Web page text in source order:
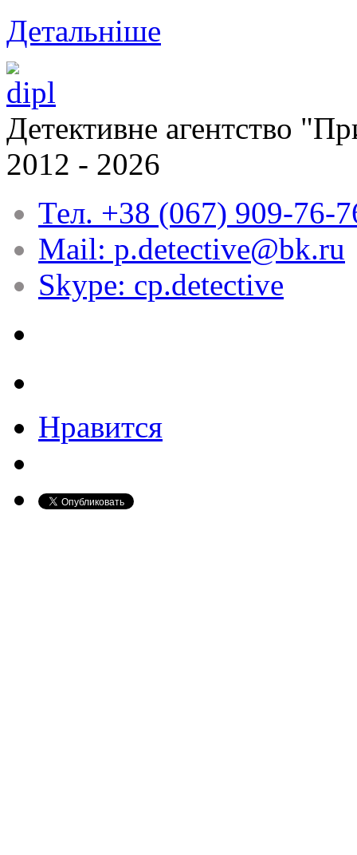
Детальніше
Детективне агентство
2012 - 2026
Тел. +38 (067) 909-76-
Mail: p.detective@bk.ru
Skype: cp.detective
Нравится